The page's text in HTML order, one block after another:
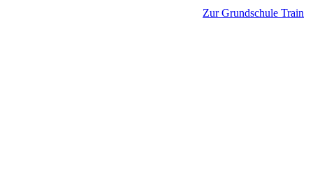
Zur Grundschule Train